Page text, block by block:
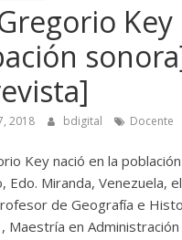
Key
2018 bdigital Docente
Key nació en la
Edo. Miranda, Venezuela,
de Geografía e
Maestría en Administración